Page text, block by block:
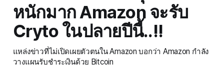
หนักมาก Amazon จะรับ
Cryto ในปลายปีนี้..!!
แหล่งข่าวที่ไม่เปิดเผยตัวตนใน Amazon บอกว่า Amazon กำลัง
วางแผนรับชำระเงินด้วย Bitcoin